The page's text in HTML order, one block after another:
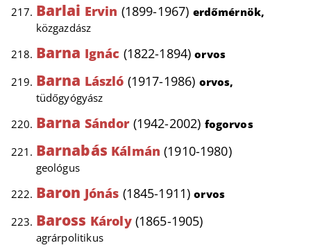
Barlai Ervin (1899-1967) erdőmérnök,
közgazdász
Barna Ignác (1822-1894)orvos
Barna László (1917-1986) orvos,
tüdőgyógyász
Barna Sándor (1942-2002) fogorvos
Barnabás Kálmán(1910-1980)
geológus
Baron Jónás (1845-1911)orvos
Baross Károly (1865-1905)
agrárpolitikus